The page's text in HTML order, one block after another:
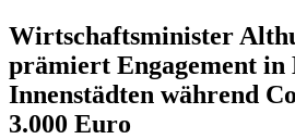
Wirtschaftsminister
prämiert Engagement in
Innenstädten während
3.000 Euro